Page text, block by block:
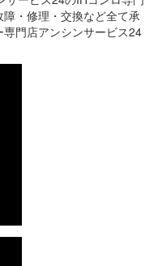
・修理・交換など全て承
門店アンシンサービス24